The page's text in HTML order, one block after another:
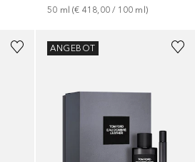
50 ml (€ 418,00 / 100 ml)
ANGEBOT